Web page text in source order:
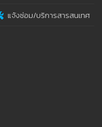
แจ้งซ่อม/บริการสารสนเทศ